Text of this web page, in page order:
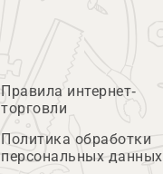
Правила интернет-
торговли
Политика обработки
персональных данных